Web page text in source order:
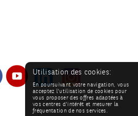
Utilisation des cookies:
En poursuivant votre navigation, vous
acceptez l'utilisation de cookies pour
vous proposer des offres adaptées à
vos centres d'intérêt et mesurer la
fréquentation de nos services.